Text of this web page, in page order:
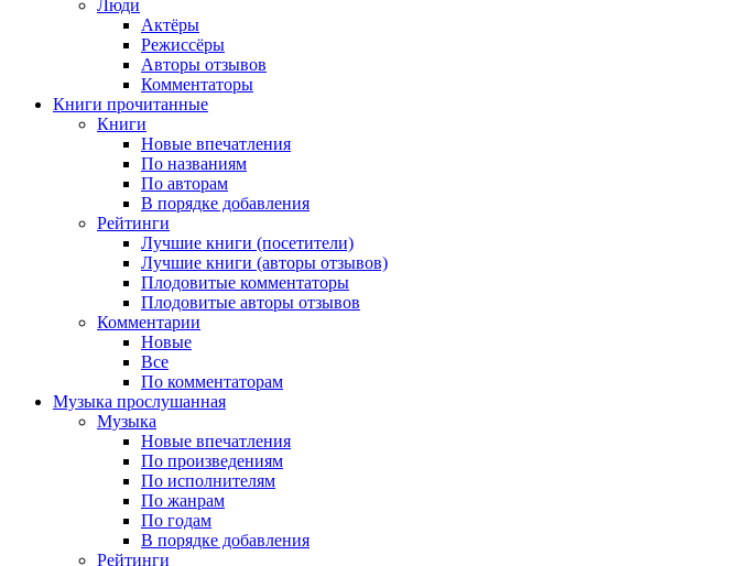
Люди
Актёры
Режиссёры
Авторы отзывов
Комментаторы
Книги прочитанные
Книги
Новые впечатления
По названиям
По авторам
В порядке добавления
Рейтинги
Лучшие книги (посетители)
Лучшие книги (авторы отзывов)
Плодовитые комментаторы
Плодовитые авторы отзывов
Комментарии
Новые
Все
По комментаторам
Музыка прослушанная
Музыка
Новые впечатления
По произведениям
По исполнителям
По жанрам
По годам
В порядке добавления
Рейтинги